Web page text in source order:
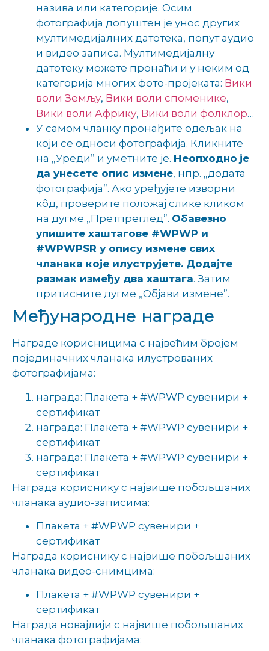
назива или категорије. Осим
фотографија допуштен је унос других
мултимедијалних датотека, попут аудио
и видео записа. Мултимедијалну
датотеку можете пронаћи и у неким од
категорија многих фото-пројеката: Вики
воли Земљу, Вики воли споменике,
Вики воли Африку, Вики воли фолклор…
У самом чланку пронађите одељак на
који се односи фотографија. Кликните
на „Уреди” и уметните је. Неопходно је
да унесете опис измене, нпр. „додата
фотографија”. Ако уређујете изворни
кôд, проверите положај слике кликом
на дугме „Претпреглед”. Обавезно
упишите хаштагове #WPWP и
#WPWPSR у опису измене свих
чланака које илуструјете. Додајте
размак између два хаштага. Затим
притисните дугме „Објави измене”.
Међународне награде
Награде корисницима с највећим бројем
појединачних чланака илустрованих
фотографијама:
награда: Плакета + #WPWP сувенири +
сертификат
награда: Плакета + #WPWP сувенири +
сертификат
награда: Плакета + #WPWP сувенири +
сертификат
Награда кориснику с највише побољшаних
чланака аудио-записима:
Плакета + #WPWP сувенири +
сертификат
Награда кориснику с највише побољшаних
чланака видео-снимцима:
Плакета + #WPWP сувенири +
сертификат
Награда новајлији с највише побољшаних
чланака фотографијама: